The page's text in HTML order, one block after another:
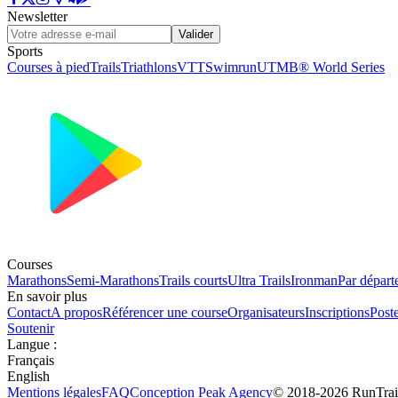
Newsletter
Valider
Sports
Courses à piedTrailsTriathlonsVTTSwimrunUTMB® World Series
Courses
MarathonsSemi-MarathonsTrails courtsUltra TrailsIronmanPar
En savoir plus
ContactA proposRéférencer une courseOrganisateursInscriptions
Soutenir
Langue :
Français
English
Mentions légalesFAQConception Peak Agency© 2018-2026